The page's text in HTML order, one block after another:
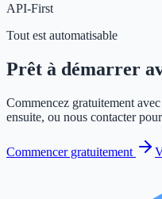
API-First
Tout est automatisable
Prêt à démarrer
Commencez gratuitement
ensuite, ou nous contacter
Commencer gratuitement